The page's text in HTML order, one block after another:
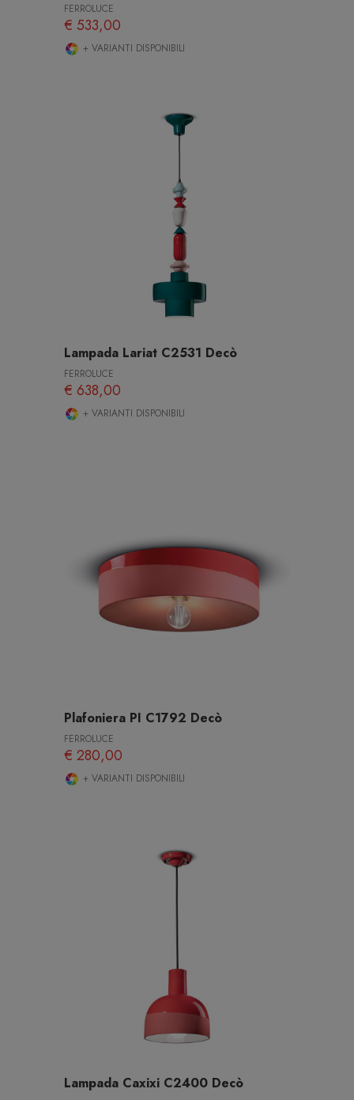
FERROLUCE
€ 533,00
+ VARIANTI DISPONIBILI
Lampada Lariat C2531 Decò
FERROLUCE
€ 638,00
+ VARIANTI DISPONIBILI
Plafoniera PI C1792 Decò
FERROLUCE
€ 280,00
+ VARIANTI DISPONIBILI
Lampada Caxixi C2400 Decò